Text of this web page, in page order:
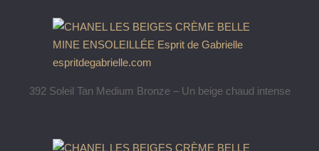
392 Soleil Tan Medium Bronze – Un beige chaud intense